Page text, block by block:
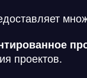
проектов.